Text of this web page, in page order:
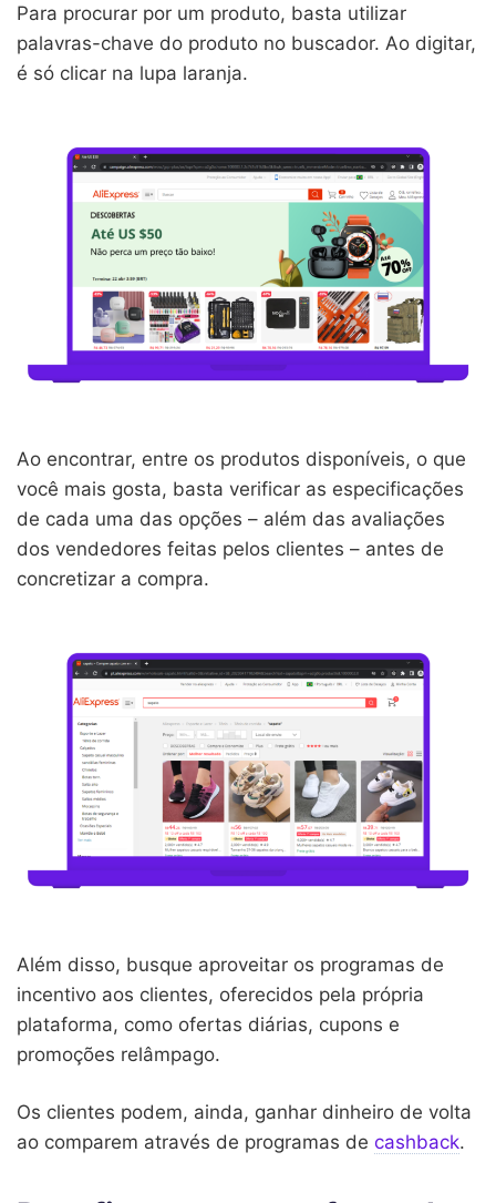
Para procurar por um produto, basta utilizar
palavras-chave do produto no buscador. Ao digitar,
é só clicar na lupa laranja.
Ao encontrar, entre os produtos disponíveis, o que
você mais gosta, basta verificar as especificações
de cada uma das opções – além das avaliações
dos vendedores feitas pelos clientes – antes de
concretizar a compra.
Além disso, busque aproveitar os programas de
incentivo aos clientes, oferecidos pela própria
plataforma, como ofertas diárias, cupons e
promoções relâmpago.
Os clientes podem, ainda, ganhar dinheiro de volta
ao comparem através de programas de cashback.